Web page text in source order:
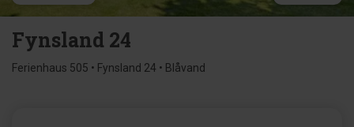
Fynsland 24
Ferienhaus 505 • Fynsland 24 • Blåvand